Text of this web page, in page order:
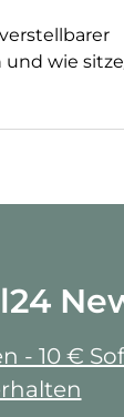
und wie
- 10 €